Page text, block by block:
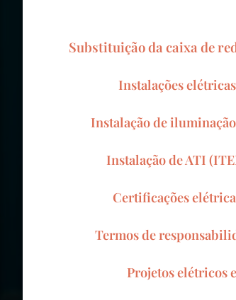
Substituição da caixa de
Instalações
Instalação de
Instalação de ATI
Certificações
Termos de
Projetos elétricos